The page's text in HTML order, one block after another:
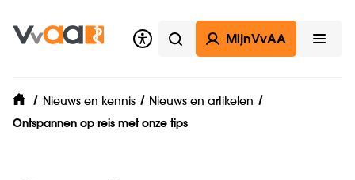
Zoeken
MijnVvAA
home
Nieuws en kennis
Nieuws en artikelen
Ontspannen op reis met onze tips